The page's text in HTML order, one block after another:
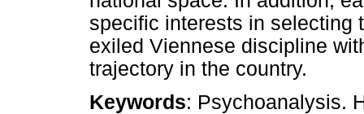
specific interests in selecting
exiled Viennese discipline
trajectory in the country.
Keywords: Psychoanalysis.